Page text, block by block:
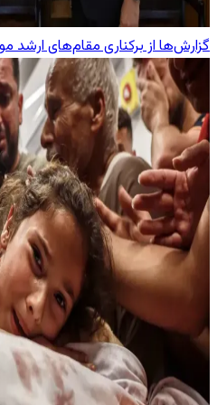
گزارش‌ها از برکناری مقام‌های ارشد